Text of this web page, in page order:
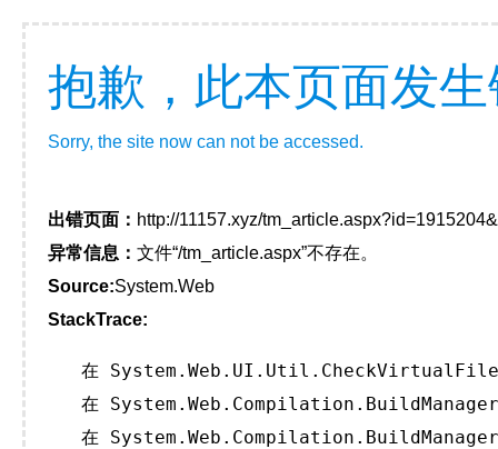
抱歉，此本页面发
Sorry, the site now can not be accessed.
出错页面： http://11157.xyz/
异常信息： 文件“/tm_article.aspx”不存在。
Source:System.Web
StackTrace:
在
在
在